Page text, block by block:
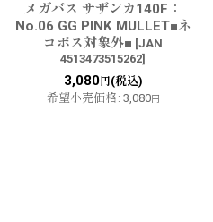
メガバス サザンカ140F：
No.06 GG PINK MULLET■ネ
コポス対象外■ [JAN
4513473515262]
3,080円(税込)
希望小売価格: 3,080円